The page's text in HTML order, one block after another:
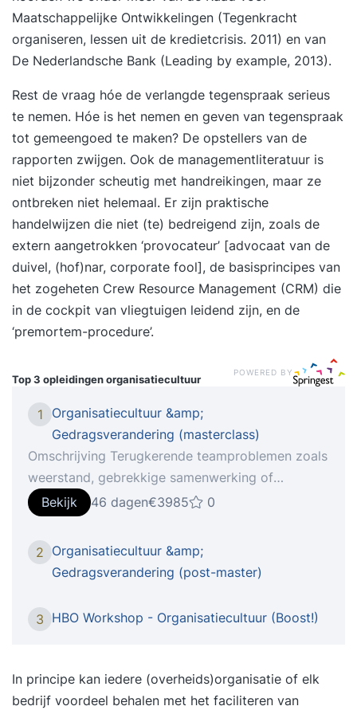
Maatschappelijke Ontwikkelingen (Tegenkracht
organiseren, lessen uit de kredietcrisis. 2011) en van
De Nederlandsche Bank (Leading by example, 2013).
Rest de vraag hóe de verlangde tegenspraak serieus
te nemen. Hóe is het nemen en geven van tegenspraak
tot gemeengoed te maken? De opstellers van de
rapporten zwijgen. Ook de managementliteratuur is
niet bijzonder scheutig met handreikingen, maar ze
ontbreken niet helemaal. Er zijn praktische
handelwijzen die niet (te) bedreigend zijn, zoals de
extern aangetrokken ‘provocateur’ [advocaat van de
duivel, (hof)nar, corporate fool], de basisprincipes van
het zogeheten Crew Resource Management (CRM) die
in de cockpit van vliegtuigen leidend zijn, en de
‘premortem-procedure’.
Top 3 opleidingenorganisatiecultuur
POWERED BY
1
Organisatiecultuur &amp;
Gedragsverandering (masterclass)
Omschrijving Terugkerende teamproblemen zoals
weerstand, gebrekkige samenwerking of
moeizame innovatie? Vaak ligt de oorzaak in de
cultuur. Zonder een sterke en duidelijke cultuur
raken teams sneller uit balans, zeker in tijden van
technologische verandering. Hoe zorg je dat
jouw team niet alleen meebeweegt, maar er juist
de GROWTH-methode, leer je hoe je de cultuur
ontwikkelen. Niet als abstract begrip, maar als
een praktische, systematische aanpak waarmee
Bekijk 46 dagen€3985 0
2 Organisatiecultuur &amp;
Gedragsverandering (post-master)
3 HBO Workshop - Organisatiecultuur (Boost!)
In principe kan iedere (overheids)organisatie of elk
bedrijf voordeel behalen met het faciliteren van